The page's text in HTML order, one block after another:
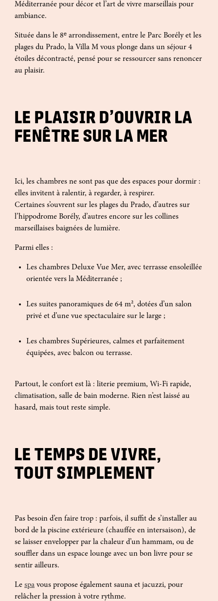
Méditerranée pour décor et l’art de vivre marseillais pour
ambiance.
Située dans le 8ᵉ arrondissement, entre le Parc Borély et les
plages du Prado, la Villa M vous plonge dans un séjour 4
étoiles décontracté, pensé pour se ressourcer sans renoncer
au plaisir.
LE PLAISIR D’OUVRIR LA
FENÊTRE SUR LA MER
Ici, les chambres ne sont pas que des espaces pour dormir :
elles invitent à ralentir, à regarder, à respirer.
Certaines s’ouvrent sur les plages du Prado, d’autres sur
l’hippodrome Borély, d’autres encore sur les collines
marseillaises baignées de lumière.
Parmi elles :
Les chambres Deluxe Vue Mer, avec terrasse ensoleillée
orientée vers la Méditerranée ;
Les suites panoramiques de 64 m², dotées d’un salon
privé et d’une vue spectaculaire sur le large ;
Les chambres Supérieures, calmes et parfaitement
équipées, avec balcon ou terrasse.
Partout, le confort est là : literie premium, Wi-Fi rapide,
climatisation, salle de bain moderne. Rien n’est laissé au
hasard, mais tout reste simple.
LE TEMPS DE VIVRE,
TOUT SIMPLEMENT
Pas besoin d’en faire trop : parfois, il suffit de s’installer au
bord de la piscine extérieure (chauffée en intersaison), de
se laisser envelopper par la chaleur d’un hammam, ou de
souffler dans un espace lounge avec un bon livre pour se
sentir ailleurs.
Le spa vous propose également sauna et jacuzzi, pour
relâcher la pression à votre rythme.